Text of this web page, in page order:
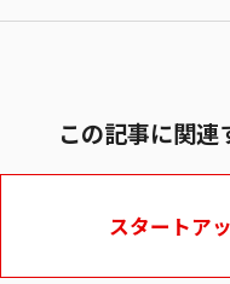
この記事に関
スタートア